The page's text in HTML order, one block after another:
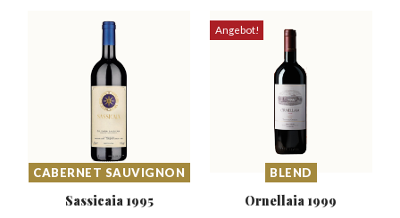
CABERNET SAUVIGNON
Sassicaia 1995
Angebot!
BLEND
Ornellaia 1999